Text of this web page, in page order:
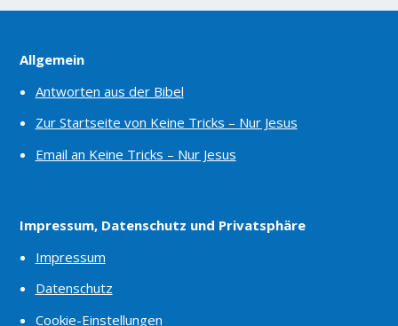
Allgemein
Antworten aus der Bibel
Zur Startseite von Keine Tricks – Nur Jesus
Email an Keine Tricks – Nur Jesus
Impressum, Datenschutz und Privatsphäre
Impressum
Datenschutz
Cookie-Einstellungen